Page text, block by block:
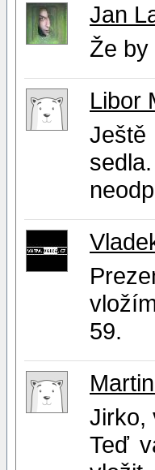
Jan
Že by
Libor
Ještě
59.
Jirko,
Teď